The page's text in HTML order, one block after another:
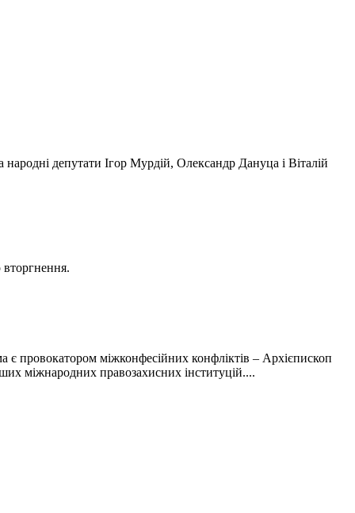
депутати Ігор Мурдій, Олександр Дануца і Віталій
вторгнення.
провокатором міжконфесійних конфліктів – Архієпископ
міжнародних правозахисних інституцій....